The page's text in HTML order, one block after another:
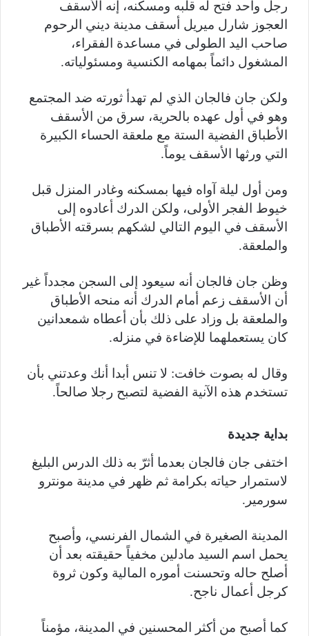
رجل واحد فتح له قلبه ومسكنه، إنه الأسقف
العجوز شارل ميريل أسقف مدينة ديني الرحوم
صاحب اليد الطولى في مساعدة الفقراء،
المشغول دائماً بمهامه الكنسية ومسئولياته.
ولكن جان فالجان الذي لم تهدأ ثورته ضد المجتمع
وهو في أول عهده بالحرية، سرق من الأسقف
الأطباق الفضية الستة مع ملعقة الحساء الكبيرة
التي ورثها الأسقف يوماً.
ومن أول ليلة آواه فيها بمسكنه وغادر المنزل قبل
خيوط الفجر الأولى، ولكن الدرك أعادوه إلى
الأسقف في اليوم التالي لشكهم بسرقته الأطباق
والملعقة.
وظن جان فالجان أنه سيعود إلى السجن مجدداً غير
أن الأسقف زعم أمام الدرك أنه منحه الأطباق
والملعقة بل وزاد على ذلك بأن أعطاه شمعدانين
كان يستعملهما للإضاءة في منزله.
وقال له بصوت خافت: لا تنس أبدا أنك وعدتني بأن
تستخدم هذه الآنية الفضية لتصبح رجلا صالحاً.
بداية جديدة
اختفى جان فالجان بعدما أثرّ به ذلك الدرس البليغ
لاستمرار حياته بكرامة ثم ظهر في مدينة مونترو
سورمير.
المدينة الصغيرة في الشمال الفرنسي، وأصبح
يحمل اسم السيد مادلين مخفياً حقيقته بعد أن
أصلح حاله وتحسنت أموره المالية وكون ثروة
كرجل أعمال ناجح.
كما أصبح من أكثر المحسنين في المدينة، مؤمناً